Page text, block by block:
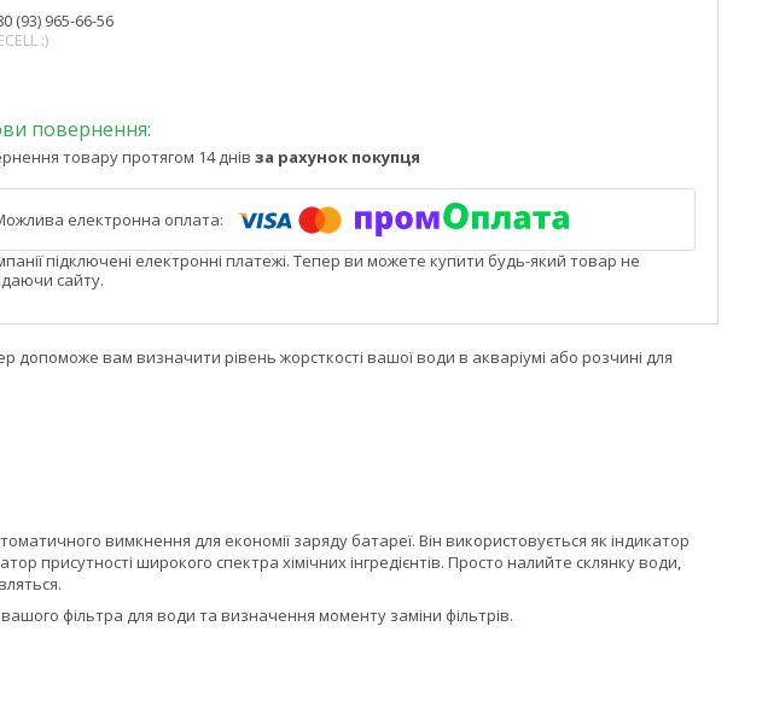
(93) 965-66-56
:)
товару протягом 14 днів за рахунок покупця
підключені електронні платежі. Тепер ви можете купити будь-який товар не
сайту.
допоможе вам визначити рівень жорсткості вашої води в акваріумі або розчині для
вимкнення для економії заряду батареї. Він використовується як індикатор
присутності широкого спектра хімічних інгредієнтів. Просто налийте склянку води,
фільтра для води та визначення моменту заміни фільтрів.